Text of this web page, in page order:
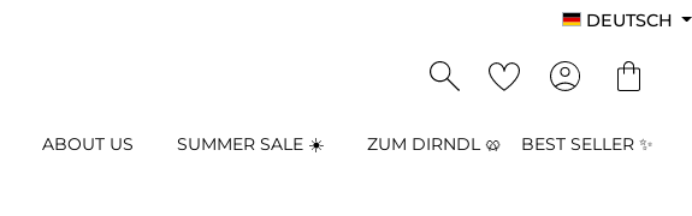
DEUTSCH
ABOUT US SUMMER SALE ☀️ ZUM DIRNDL 🥨 BEST SELLER ✨